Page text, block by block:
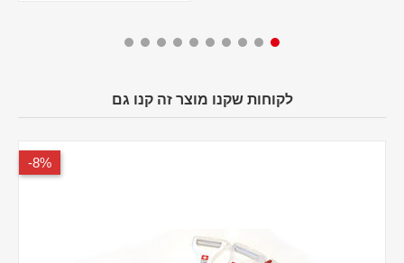
לקוחות שקנו מוצר זה קנו גם
8%-